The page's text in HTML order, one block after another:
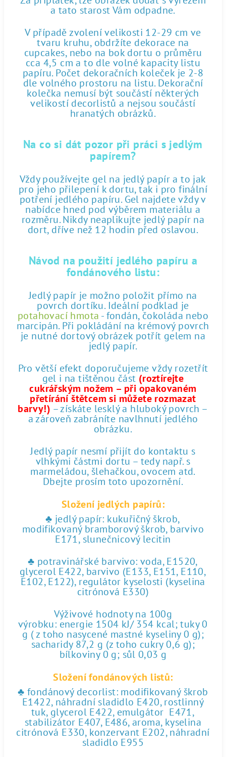
a tato starost Vám odpadne.
V případě zvolení velikosti 12-29 cm ve
tvaru kruhu, obdržíte dekorace na
cupcakes, nebo na bok dortu o průměru
cca 4,5 cm a to dle volné kapacity listu
papíru. Počet dekoračních koleček je 2-8
dle volného prostoru na listu. Dekorační
kolečka nemusí být součástí některých
velikostí decorlistů a nejsou součástí
hranatých obrázků.
Na co si dát pozor při práci s jedlým
papírem?
Vždy používejte gel na jedlý papír a to jak
pro jeho přilepení k dortu, tak i pro finální
potření jedlého papíru. Gel najdete vždy v
nabídce hned pod výběrem materiálu a
rozměru. Nikdy neaplikujte jedlý papír na
dort, dříve než 12 hodin před oslavou.
Návod na použití jedlého papíru a
fondánového listu:
Jedlý papír je možno položit přímo na
povrch dortíku. Ideální podklad je
potahovací hmota - fondán, čokoláda nebo
marcipán. Při pokládání na krémový povrch
je nutné dortový obrázek potřít gelem na
jedlý papír.
Pro větší efekt doporučujeme vždy rozetřít
gel i na tištěnou část (roztírejte
cukrářským nožem – při opakovaném
přetírání štětcem si můžete rozmazat
barvy!) – získáte lesklý a hluboký povrch –
a zároveň zabráníte navlhnutí jedlého
obrázku.
Jedlý papír nesmí přijít do kontaktu s
vlhkými částmi dortu – tedy např. s
marmeládou, šlehačkou, ovocem atd.
Dbejte prosím toto upozornění.
Složení jedlých papírů:
♣ jedlý papír: kukuřičný škrob,
modifikovaný bramborový škrob, barvivo
E171, slunečnicový lecitin
♣ potravinářské barvivo: voda, E1520,
glycerol E422, barvivo (E133, E151, E110,
E102, E122), regulátor kyselosti (kyselina
citrónová E330)
Výživové hodnoty na 100g
výrobku: energie 1504 kJ/ 354 kcal; tuky 0
g ( z toho nasycené mastné kyseliny 0 g);
sacharidy 87,2 g (z toho cukry 0,6 g);
bílkoviny 0 g; sůl 0,03 g
Složení fondánových listů:
♣ fondánový decorlist: modifikovaný škrob
E1422, náhradní sladidlo E420, rostlinný
tuk, glycerol E422, emulgátor E471,
stabilizátor E407, E486, aroma, kyselina
citrónová E330, konzervant E202, náhradní
sladidlo E955